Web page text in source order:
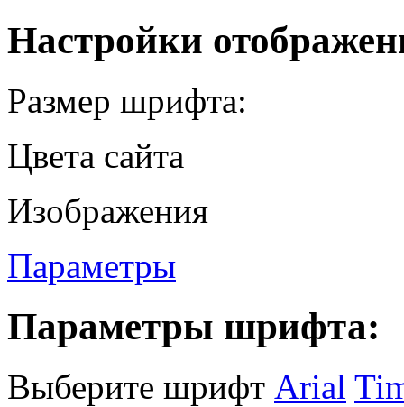
Настройки
Размер шрифта:
Цвета сайта
Изображения
Параметры
Параметры шрифта:
Выберите шрифт Arial